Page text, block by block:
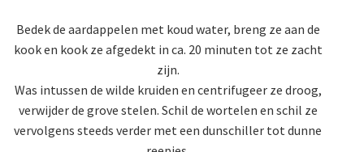
Bedek de aardappelen met koud water, breng ze aan de
kook en kook ze afgedekt in ca. 20 minuten tot ze zacht
zijn.
Was intussen de wilde kruiden en centrifugeer ze droog,
verwijder de grove stelen. Schil de wortelen en schil ze
vervolgens steeds verder met een dunschiller tot dunne